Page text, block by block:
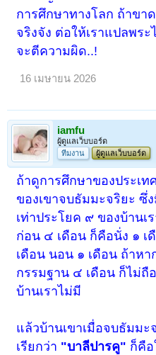
การศึกษาทางโลก ถ้าขา
จริงจัง ต่อให้เราแปลพร
จะตีความผิด..!
16 เมษายน 2026
iamfu
ผู้ดูแลเว็บบอร์ด
ทีมงาน
ผู้ดูแลเว็บบอร์ด
ถ้าดูการศึกษาของประเ
ของเขาจบธัมมะจริยะ ซึ่
เท่าประโยค ๙ ของบ้าน
ก่อน ๔ เดือน ก็คือนั่ง ๑ เ
เดือน นอน ๑ เดือน ถ้าห
กรรมฐาน ๔ เดือน ก็ไม่ถื
บ้านเราไม่มี
แล้วบ้านเขาเมื่อจบธัมม
เรียกว่า "บาลีปารคู" ก็คือ